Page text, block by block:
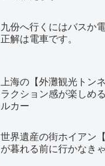
九份へ行くにはバスか
正解は電車です。
上海の【外灘観光トン
ラクション感が楽しめ
ルカー
世界遺産の街ホイアン
が暮れる前に行かなきゃ